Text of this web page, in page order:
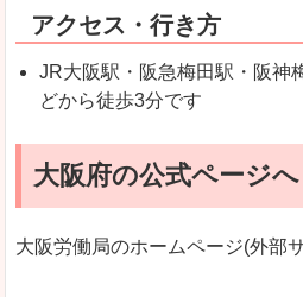
アクセス・行き方
JR大阪駅・阪急梅田駅・阪神
どから徒歩3分です
大阪府の公式ページへ
大阪労働局のホームページ(外部